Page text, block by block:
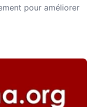
pour améliorer